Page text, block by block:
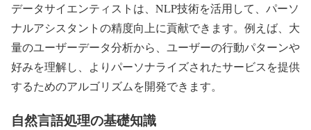
データサイエンティストは、NLP技術を活用して、パーソ
ナルアシスタントの精度向上に貢献できます。例えば、大
量のユーザーデータ分析から、ユーザーの行動パターンや
好みを理解し、よりパーソナライズされたサービスを提供
するためのアルゴリズムを開発できます。
自然言語処理の基礎知識